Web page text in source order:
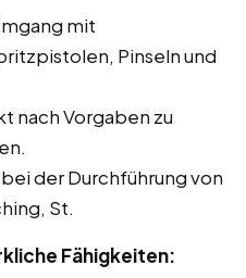
mit
Pinseln und
nach Vorgaben zu
der Durchführung von
St.
Fähigkeiten: